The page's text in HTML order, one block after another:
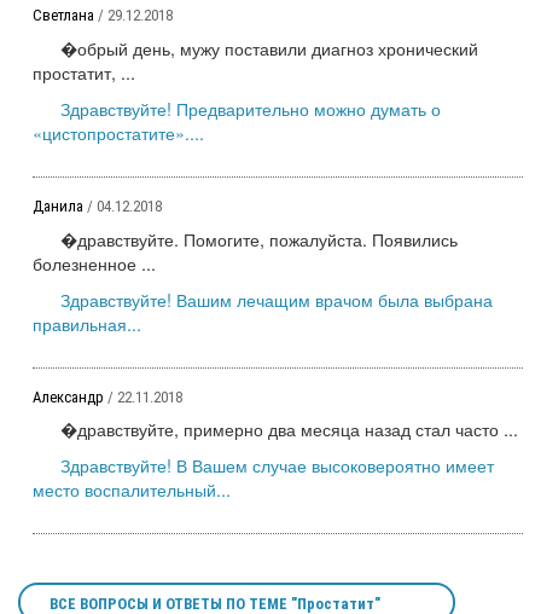
Светлана / 29.12.2018
�обрый день, мужу поставили диагноз хронический
простатит, ...
Здравствуйте! Предварительно можно думать о
«цистопростатите»....
Данила / 04.12.2018
�дравствуйте. Помогите, пожалуйста. Появились
болезненное ...
Здравствуйте! Вашим лечащим врачом была выбрана
правильная...
Александр / 22.11.2018
�дравствуйте, примерно два месяца назад стал часто ...
Здравствуйте! В Вашем случае высоковероятно имеет
место воспалительный...
ВСЕ ВОПРОСЫ И ОТВЕТЫ ПО ТЕМЕ "Простатит"